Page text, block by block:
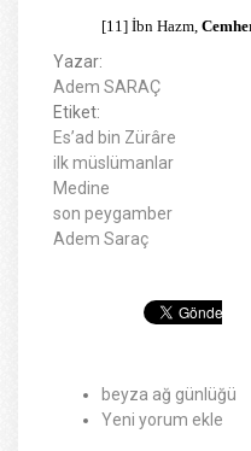
[11] İbn Hazm,
Yazar:
Adem SARAÇ
Etiket:
Es’ad bin Zürâre
ilk müslümanlar
Medine
son peygamber
Adem Saraç
beyza ağ günlüğü
Yeni yorum ekle